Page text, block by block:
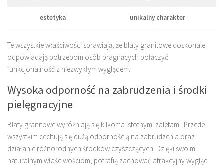
estetyka unikalny charakter
Te wszystkie właściwości sprawiają, że blaty granitowe doskonale
odpowiadają potrzebom osób pragnących połączyć
funkcjonalność z niezwykłym wyglądem.
Wysoka odporność na zabrudzenia i środki
pielęgnacyjne
Blaty granitowe wyróżniają się kilkoma istotnymi zaletami. Przede
wszystkim cechują się dużą odpornością na zabrudzenia oraz
działanie różnorodnych środków czyszczących. Dzięki swoim
naturalnym właściwościom, potrafią zachować atrakcyjny wygląd